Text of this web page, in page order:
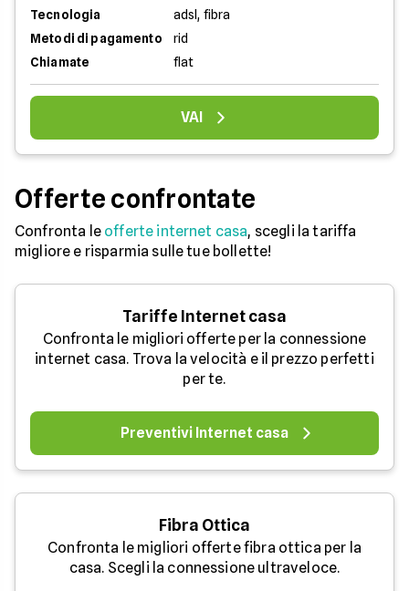
Tecnologia
adsl, fibra
Metodi di pagamento
rid
Chiamate
flat
VAI
Offerte confrontate
Confronta le offerte internet casa, scegli la tariffa
migliore e risparmia sulle tue bollette!
Tariffe Internet casa
Confronta le migliori offerte per la connessione
internet casa. Trova la velocità e il prezzo perfetti
per te.
Preventivi Internet casa
Fibra Ottica
Confronta le migliori offerte fibra ottica per la
casa. Scegli la connessione ultraveloce.